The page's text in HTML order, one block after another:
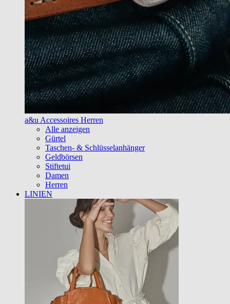
a&u Accessoires Herren
Alle anzeigen
Gürtel
Taschen- & Schlüsselanhänger
Geldbörsen
Stiftetui
Damen
Herren
LINIEN